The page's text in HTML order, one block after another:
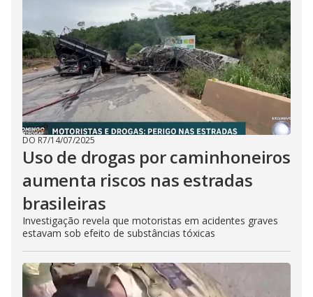
DO R7/14/07/2025
Uso de drogas por caminhoneiros
aumenta riscos nas estradas
brasileiras
Investigação revela que motoristas em acidentes graves
estavam sob efeito de substâncias tóxicas